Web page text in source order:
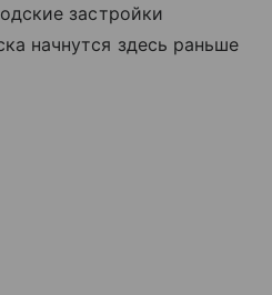
застройки
начнутся здесь раньше